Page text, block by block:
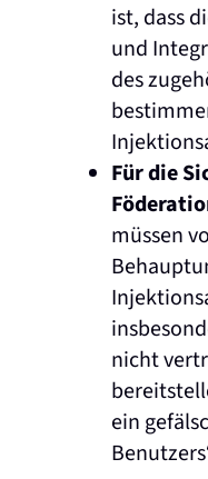
ist, dass
und
des
Für die
müssen
nicht
ein